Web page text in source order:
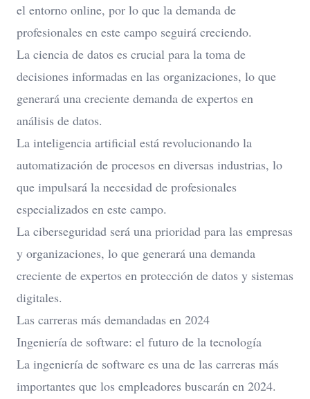
el entorno online, por lo que la demanda de
profesionales en este campo seguirá creciendo.
La ciencia de datos es crucial para la toma de
decisiones informadas en las organizaciones, lo que
generará una creciente demanda de expertos en
análisis de datos.
La inteligencia artificial está revolucionando la
automatización de procesos en diversas industrias, lo
que impulsará la necesidad de profesionales
especializados en este campo.
La ciberseguridad será una prioridad para las empresas
y organizaciones, lo que generará una demanda
creciente de expertos en protección de datos y sistemas
digitales.
Las carreras más demandadas en 2024
Ingeniería de software: el futuro de la tecnología
La ingeniería de software es una de las carreras más
importantes que los empleadores buscarán en 2024.